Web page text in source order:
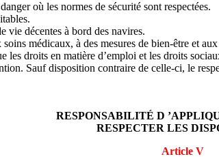
où les normes de sécurité sont respectées.
vie décentes à bord des navires.
médicaux, à des mesures de bien-être et
droits en matière d’emploi et les droits
Sauf disposition contraire de celle-ci, le
RESPONSABILITÉ D
RESPECTER LES
Article V